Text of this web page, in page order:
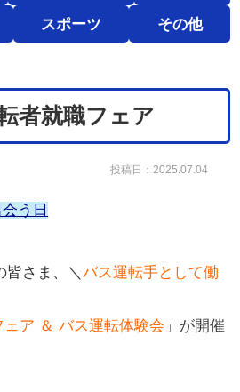
スポーツ その他
者就職フェア
投稿日：2025.07.04
う日
皆さま、＼バス運転手として働
ア ＆ バス運転体験会 」が開催